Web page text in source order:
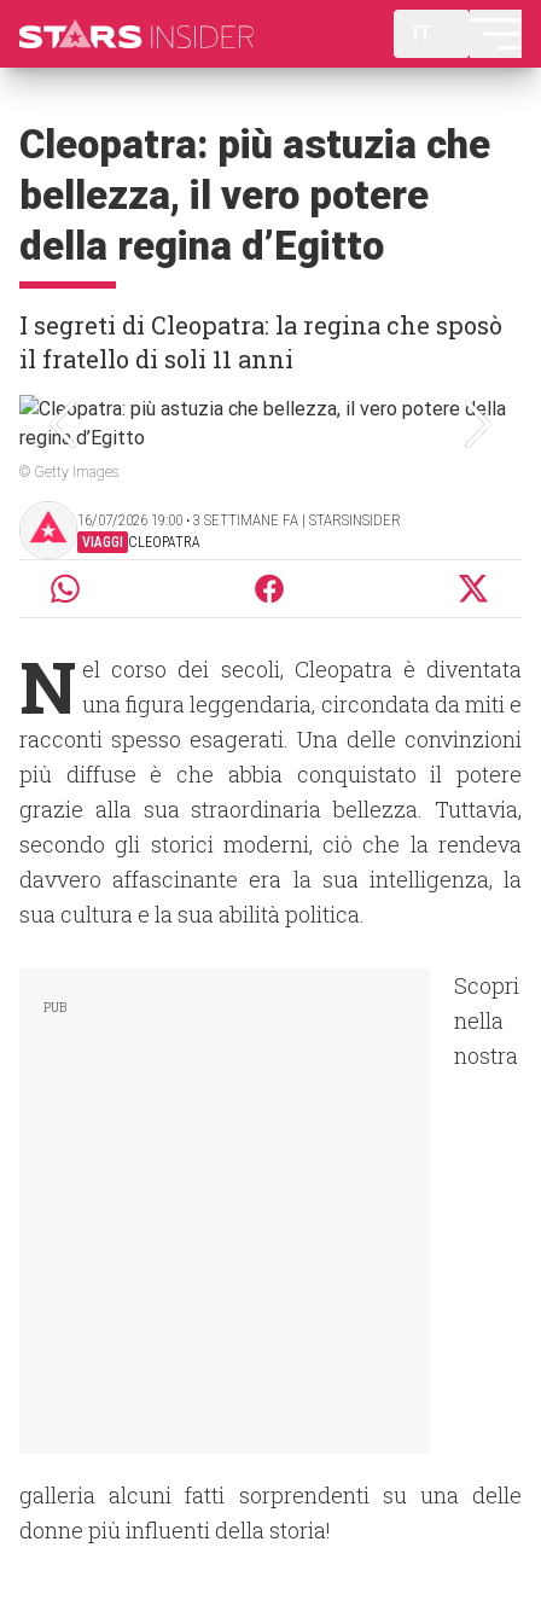
Cleopatra: più astuzia che
bellezza, il vero potere
della regina d’Egitto
I segreti di Cleopatra: la regina che sposò
il fratello di soli 11 anni
© Getty Images
16/07/2026 19:00 ‧ 3 SETTIMANE FA | STARSINSIDER
VIAGGI CLEOPATRA
N el corso dei secoli, Cleopatra è diventata
una figura leggendaria, circondata da miti e
racconti spesso esagerati. Una delle convinzioni
più diffuse è che abbia conquistato il potere
grazie alla sua straordinaria bellezza. Tuttavia,
secondo gli storici moderni, ciò che la rendeva
davvero affascinante era la sua intelligenza, la
sua cultura e la sua abilità politica.
Scopri
nella
nostra
galleria alcuni fatti sorprendenti su una delle
donne più influenti della storia!